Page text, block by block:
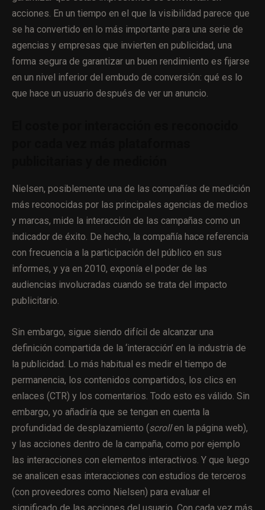
acciones. En un tiempo en el que la visibilidad parece que
se ha convertido en lo más importante para una serie de
agencias y empresas que invierten en publicidad, una
forma segura de garantizar un buen rendimiento es fijarse
en un nivel inferior del embudo de conversión: qué es lo
que hace un usuario después de ver un anuncio.
Nielsen, posiblemente una de las compañías de medición
más reconocidas por las principales agencias de medios
y marcas, mide la interacción de las campañas como un
indicador de éxito. De hecho, la compañía hace referencia
con frecuencia a la participación del público en sus
informes, y ya en 2010, exponía el poder de las
audiencias involucradas cuando se trata del impacto
publicitario.
Sin embargo, sigue siendo difícil de alcanzar una
definición compartida de la ‘interacción’ en la industria de
la publicidad. Lo más habitual es medir el tiempo de
permanencia, los contenidos compartidos, los clics en
enlaces (CTR) y los comentarios. Todo esto es válido. Sin
embargo, yo añadiría que se tengan en cuenta la
profundidad de desplazamiento (scrollen la página web),
y las acciones dentro de la campaña, como por ejemplo
las interacciones con elementos interactivos. Y que luego
se analicen esas interacciones con estudios de terceros
(con proveedores como Nielsen) para evaluar el